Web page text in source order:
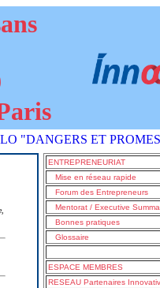
ET PROMESSES
ENTREPRENEURIAT
Mise en réseau rapide
Forum des Entrepreneurs
Mentorat / Executive
Bonnes pratiques
Glossaire
ESPACE MEMBRES
RESEAU Partenaires